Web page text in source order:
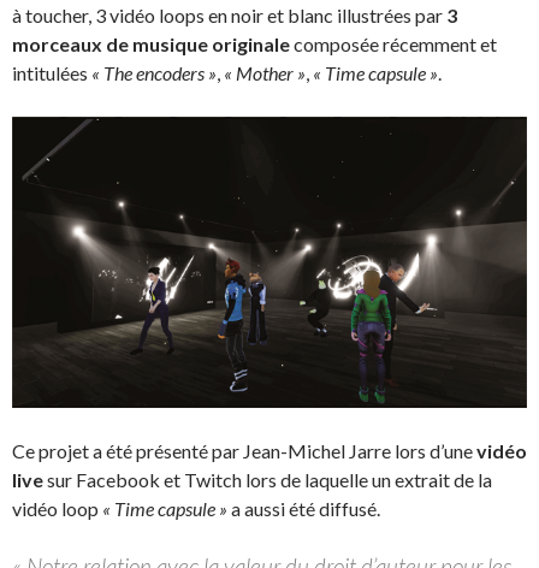
à toucher, 3 vidéo loops en noir et blanc illustrées par 3
morceaux de musique originalecomposée récemment et
intitulées « The encoders », « Mother », « Time capsule ».
Ce projet a été présenté par Jean-Michel Jarre lors d’unevidéo
livesur Facebook et Twitch lors de laquelle un extrait de la
vidéo loop « Time capsule » a aussi été diffusé.